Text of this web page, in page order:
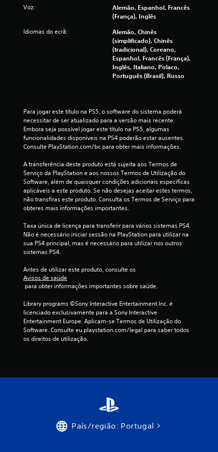
d
i
)
o
m
a
s
4
6
Voz:
Alemão, Espanhol, Francês
(França), Inglês
Idiomas do ecrã:
Alemão, Chinês
(simplificado), Chinês
(tradicional), Coreano,
Espanhol, Francês (França),
Inglês, Italiano, Polaco,
Português (Brasil), Russo
Para jogar este título na PS5, o software do sistema poderá
necessitar de ser atualizado para a versão mais recente.
Embora seja possível jogar este título na PS5, algumas
funcionalidades disponíveis na PS4 poderão estar ausentes.
Consulte PlayStation.com/bc para obter mais informações.
A transferência deste produto está sujeita aos Termos de
Serviço da PlayStation e aos nossos Termos de Utilização do
Software, além de quaisquer condições adicionais específicas
aplicáveis a este produto. Se não desejas aceitar estes termos,
não transfiras este produto. Consulta os Termos de Serviço para
obteres mais informações importantes.
Taxa única de licença para transferir para vários sistemas PS4.
Não é necessário iniciar sessão na PlayStation para utilizar na
sua PS4 principal, mas é necessário para utilizar nos outros
sistemas PS4.
Antes de utilizar este produto, consulte os
Avisos de saúde
para obter informações importantes sobre saúde.
Library programs ©Sony Interactive Entertainment Inc. é
licenciado exclusivamente para a Sony Interactive
Entertainment Europe. Aplicam-se Termos de Utilização do
Software. Consulte eu.playstation.com/legal para saber todos
os direitos de utilização.
País/região: Portugal